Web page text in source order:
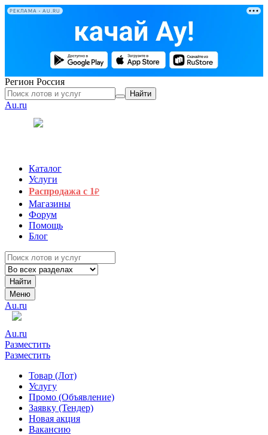
РЕКЛАМА • AU.RU
Регион Россия
Найти
Au.ru
Каталог
Услуги
Распродажа с 1₽
Магазины
Форум
Помощь
Блог
Найти
Меню
Au.ru
Au.ru
Разместить
Разместить
Товар (Лот)
Услугу
Промо (Объявление)
Заявку (Тендер)
Новая акция
Вакансию